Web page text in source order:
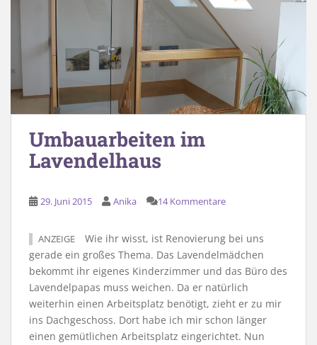
Umbauarbeiten im
Lavendelhaus
29. Juni 2015 Anika 14 Kommentare
ANZEIGE
Wie ihr wisst, ist Renovierung bei uns
gerade ein großes Thema. Das Lavendelmädchen
bekommt ihr eigenes Kinderzimmer und das Büro des
Lavendelpapas muss weichen. Da er natürlich
weiterhin einen Arbeitsplatz benötigt, zieht er zu mir
ins Dachgeschoss. Dort habe ich mir schon länger
einen gemütlichen Arbeitsplatz eingerichtet. Nun